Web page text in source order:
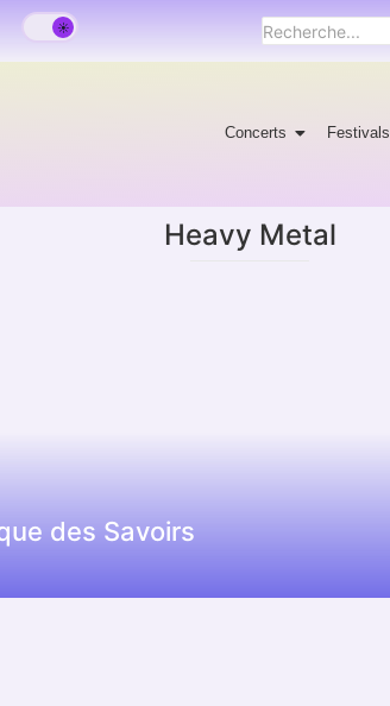
Concerts Festivals
Heavy Metal
des Savoirs